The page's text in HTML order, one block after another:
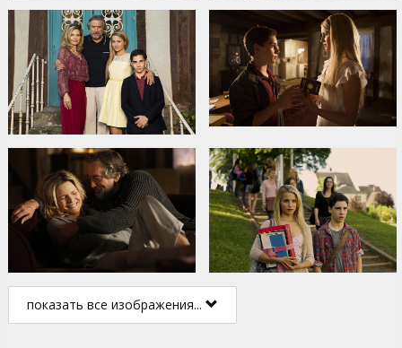
показать все изображения...